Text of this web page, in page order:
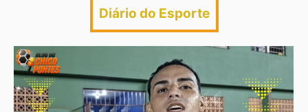
Diário do Esporte